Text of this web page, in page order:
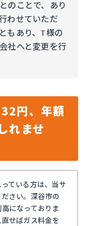
のことで、あり
わせていただ
もあり、T様の
社へと変更を行
円、年額
れませ
ている方は、当サ
さい。深谷市の
になっておりま
せばガス料金を